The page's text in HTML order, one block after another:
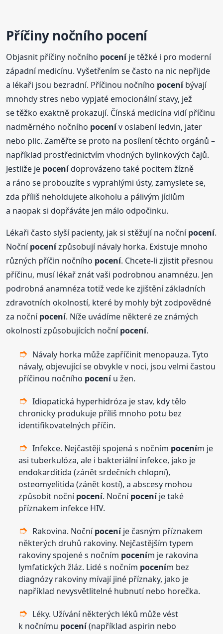
Příčiny nočního pocení
Objasnit příčiny nočního poceníje těžké i pro moderní
západní medicínu. Vyšetřením se často na nic nepřijde
a lékaři jsou bezradní. Příčinou nočního poceníbývají
mnohdy stres nebo vypjaté emocionální stavy, jež
se těžko exaktně prokazují. Čínská medicína vidí příčinu
nadměrného nočního pocenív oslabení ledvin, jater
nebo plic. Zaměřte se proto na posílení těchto orgánů –
například prostřednictvím vhodných bylinkových čajů.
Jestliže je pocenídoprovázeno také pocitem žízně
a ráno se probouzíte s vyprahlými ústy, zamyslete se,
zda příliš neholdujete alkoholu a pálivým jídlům
a naopak si dopřáváte jen málo odpočinku.
Lékaři často slyší pacienty, jak si stěžují na nočnípocení.
Nočnípocenízpůsobují návaly horka. Existuje mnoho
různých příčin nočního pocení. Chcete-li zjistit přesnou
příčinu, musí lékař znát vaši podrobnou anamnézu. Jen
podrobná anamnéza totiž vede ke zjištění základních
zdravotních okolností, které by mohly být zodpovědné
za nočnípocení. Níže uvádíme některé ze známých
okolností způsobujících nočnípocení.
Návaly horka může zapříčinit menopauza. Tyto
návaly, objevující se obvykle v noci, jsou velmi častou
příčinou nočního poceníu žen.
Idiopatická hyperhidróza je stav, kdy tělo
chronicky produkuje příliš mnoho potu bez
identifikovatelných příčin.
Infekce. Nejčastěji spojená s nočním pocením je
asi tuberkulóza, ale i bakteriální infekce, jako je
endokarditida (zánět srdečních chlopní),
osteomyelitida (zánět kostí), a abscesy mohou
způsobit nočnípocení. Nočnípoceníje také
příznakem infekce HIV.
Rakovina. Nočnípoceníje časným příznakem
některých druhů rakoviny. Nejčastějším typem
rakoviny spojené s nočním pocením je rakovina
lymfatických žláz. Lidé s nočním pocením bez
diagnózy rakoviny mívají jiné příznaky, jako je
například nevysvětlitelné hubnutí nebo horečka.
Léky. Užívání některých léků může vést
k nočnímu pocení(například aspirin nebo